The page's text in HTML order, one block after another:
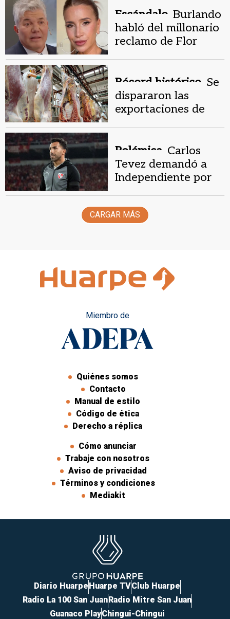
Escándalo. Burlando
habló del millonario
reclamo de Flor
Récord histórico. Se
dispararon las
exportaciones de
Polémica. Carlos
Tevez demandó a
Independiente por
US$1.000.000
CARGAR MÁS
Miembro de
Quiénes somos
Contacto
Manual de estilo
Código de ética
Derecho a réplica
Cómo anunciar
Trabaje con nosotros
Aviso de privacidad
Términos y condiciones
Mediakit
Diario HuarpeHuarpe TVClub Huarpe
Radio La 100 San JuanRadio Mitre San Juan
Guanaco PlayChingui-Chingui